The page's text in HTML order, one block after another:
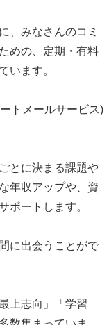
、みなさんのコミ
めの、定期・有料
います。
トメールサービス)
とに決まる課題や
年収アップや、資
ポートします。
に出会うことがで
上志向」「学習